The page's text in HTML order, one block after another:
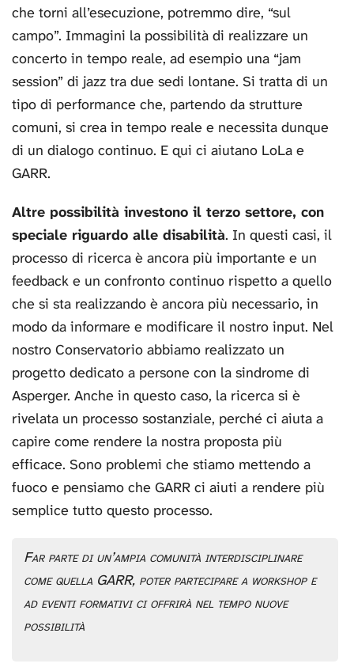
che torni all’esecuzione, potremmo dire, “sul
campo”. Immagini la possibilità di realizzare un
concerto in tempo reale, ad esempio una “jam
session” di jazz tra due sedi lontane. Si tratta di un
tipo di performance che, partendo da strutture
comuni, si crea in tempo reale e necessita dunque
di un dialogo continuo. E qui ci aiutano LoLa e
GARR.
Altre possibilità investono il terzo settore, con
speciale riguardo alle disabilità. In questi casi, il
processo di ricerca è ancora più importante e un
feedback e un confronto continuo rispetto a quello
che si sta realizzando è ancora più necessario, in
modo da informare e modificare il nostro input. Nel
nostro Conservatorio abbiamo realizzato un
progetto dedicato a persone con la sindrome di
Asperger. Anche in questo caso, la ricerca si è
rivelata un processo sostanziale, perché ci aiuta a
capire come rendere la nostra proposta più
efficace. Sono problemi che stiamo mettendo a
fuoco e pensiamo che GARR ci aiuti a rendere più
semplice tutto questo processo.
Far parte di un’ampia comunità interdisciplinare
come quella GARR, poter partecipare a workshop e
ad eventi formativi ci offrirà nel tempo nuove
possibilità